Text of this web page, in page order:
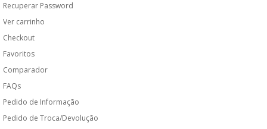
Recuperar Password
Ver carrinho
Checkout
Favoritos
Comparador
FAQs
Pedido de Informação
Pedido de Troca/Devolução